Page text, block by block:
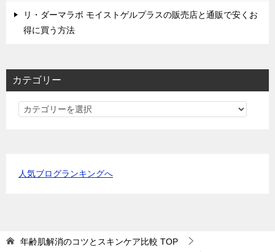
リ・ダーマラボ モイストゲルプラスの販売店と通販で安くお
得に買う方法
カテゴリー
カ
ー
人気ブログランキングへ
年齢肌解消のコツとスキンケア比較 TOP